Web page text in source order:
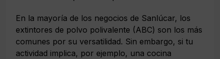
En la mayoría de los negocios de Sanlúcar, los
extintores de polvo polivalente (ABC) son los más
comunes por su versatilidad. Sin embargo, si tu
actividad implica, por ejemplo, una cocina